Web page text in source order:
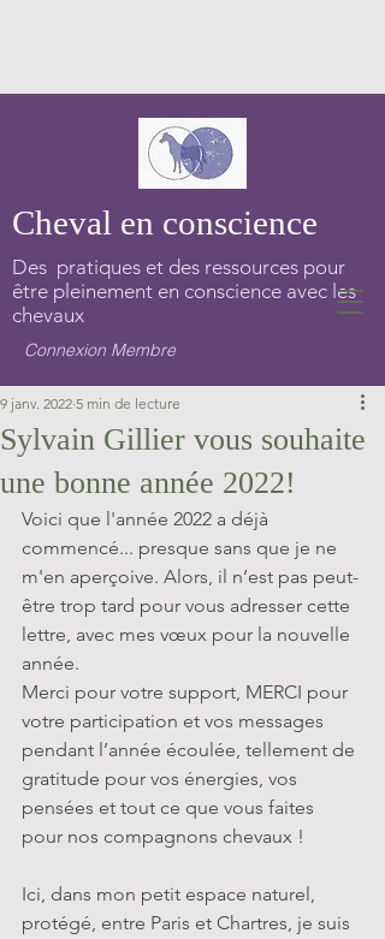
Cheval en conscience
Des pratiques et des ressources pour
être pleinement en conscience avec les
chevaux
Connexion Membre
Sylvain Gillier vous souhaite
une bonne année 2022!
9 janv. 2022 5 min de lecture
Voici que l'année 2022 a déjà
commencé... presque sans que je ne
m'en aperçoive. Alors, il n’est pas peut-
être trop tard pour vous adresser cette
lettre, avec mes vœux pour la nouvelle
année.
Merci pour votre support, MERCI pour
votre participation et vos messages
pendant l’année écoulée, tellement de
gratitude pour vos énergies, vos
pensées et tout ce que vous faites
pour nos compagnons chevaux !
Ici, dans mon petit espace naturel,
protégé, entre Paris et Chartres, je suis